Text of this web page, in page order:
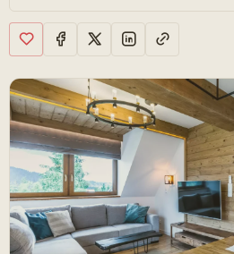
Dodaj do ulubionych